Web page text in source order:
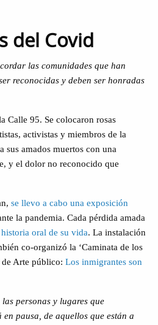
del Covid
las comunidades que han
reconocidas y deben ser honradas
Calle 95. Se colocaron rosas
activistas y miembros de la
sus amados muertos con una
y el dolor no reconocido que
se llevo a cabo una exposición
la pandemia. Cada pérdida amada
historia oral de su vida. La instalación
co-organizó la ‘Caminata de los
de Arte público: Los inmigrantes son
personas y lugares que
pausa, de aquellos que están a